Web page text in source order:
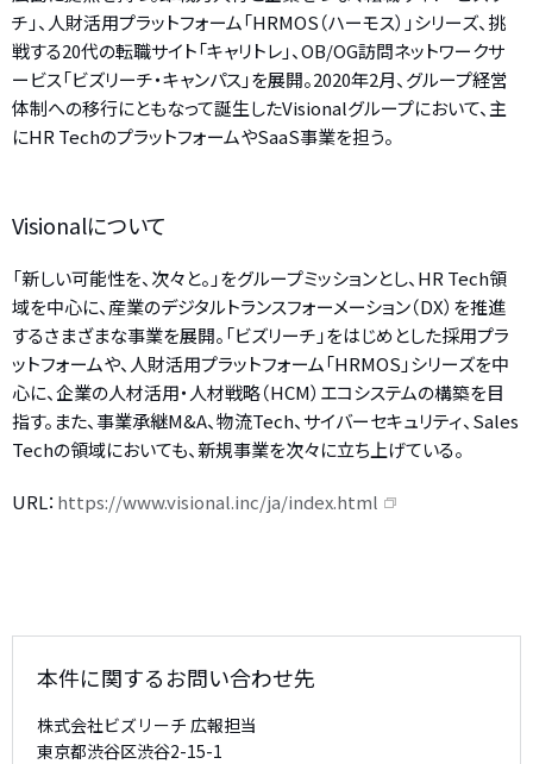
チ」、人財活用プラットフォーム「HRMOS（ハーモス）」シリーズ、挑
戦する20代の転職サイト「キャリトレ」、OB/OG訪問ネットワークサ
ービス「ビズリーチ・キャンパス」を展開。2020年2月、グループ経営
体制への移行にともなって誕生したVisionalグループにおいて、主
にHR TechのプラットフォームやSaaS事業を担う。
Visionalについて
「新しい可能性を、次々と。」をグループミッションとし、HR Tech領
域を中心に、産業のデジタルトランスフォーメーション（DX）を推進
するさまざまな事業を展開。「ビズリーチ」をはじめとした採用プラ
ットフォームや、人財活用プラットフォーム「HRMOS」シリーズを中
心に、企業の人材活用・人材戦略（HCM）エコシステムの構築を目
指す。また、事業承継M&A、物流Tech、サイバーセキュリティ、Sales
Techの領域においても、新規事業を次々に立ち上げている。
URL： https://www.visional.inc/ja/index.html
本件に関するお問い合わせ先
株式会社ビズリーチ 広報担当
東京都渋谷区渋谷2-15-1